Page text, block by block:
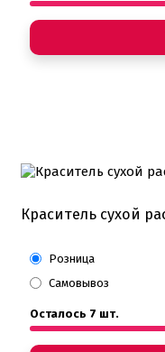
Краситель сухой
Розница
Самовывоз
Осталось 7 шт.